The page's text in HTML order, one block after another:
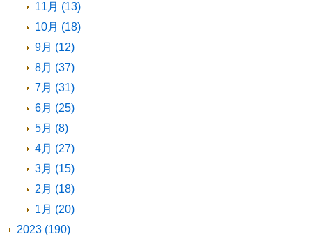
11月 (13)
10月 (18)
9月 (12)
8月 (37)
7月 (31)
6月 (25)
5月 (8)
4月 (27)
3月 (15)
2月 (18)
1月 (20)
2023 (190)